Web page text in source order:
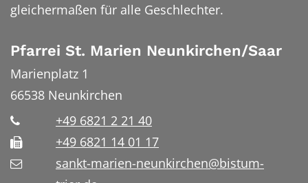
gleichermaßen für alle Geschlechter.
Pfarrei St. Marien Neunkirchen/Saar
Marienplatz 1
66538 Neunkirchen
+49 6821 2 21 40
+49 6821 14 01 17
sankt-marien-neunkirchen@bistum-